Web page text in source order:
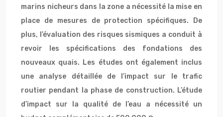
marins nicheurs dans la zone a nécessité la mise en
place de mesures de protection spécifiques. De
plus, l’évaluation des risques sismiques a conduit à
revoir les spécifications des fondations des
nouveaux quais. Les études ont également inclus
une analyse détaillée de l’impact sur le trafic
routier pendant la phase de construction. L’étude
d’impact sur la qualité de l’eau a nécessité un